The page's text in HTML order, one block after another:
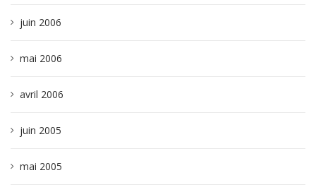
juin 2006
mai 2006
avril 2006
juin 2005
mai 2005